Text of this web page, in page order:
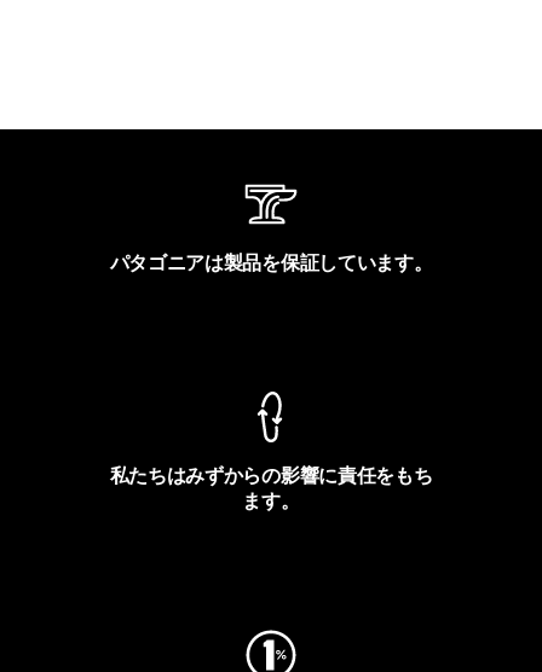
パタゴニアは製品を保証しています。
私たちはみずからの影響に責任をもち
ます。